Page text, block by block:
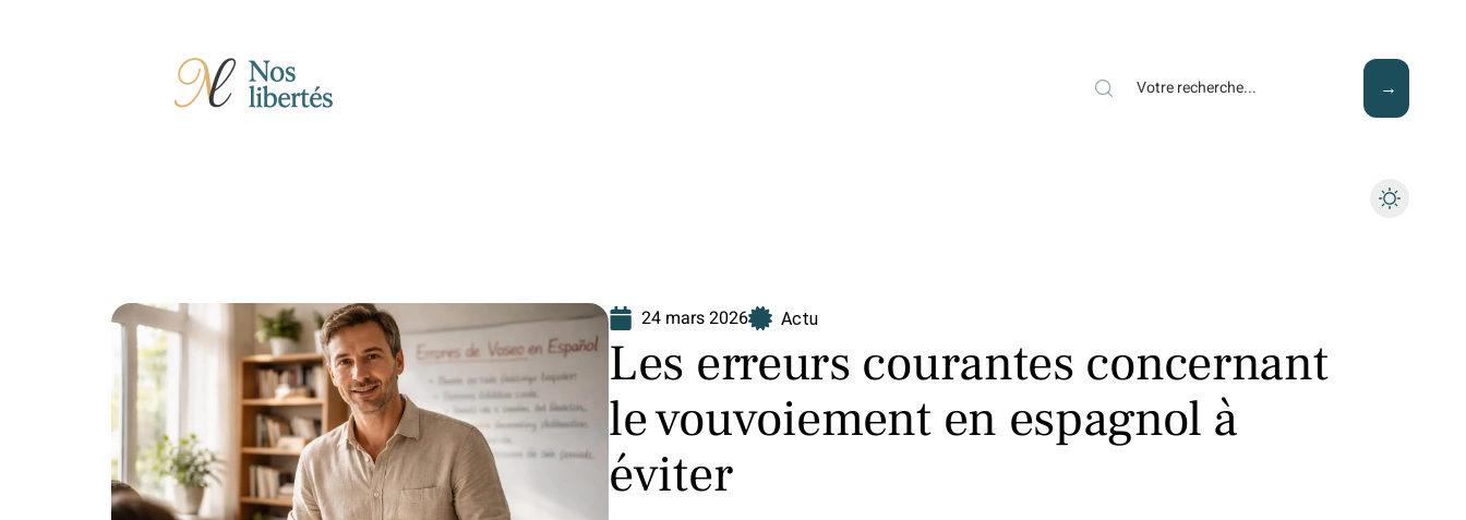
24 mars 2026 Actu
Les erreurs courantes concernant
le vouvoiement en espagnol à
éviter